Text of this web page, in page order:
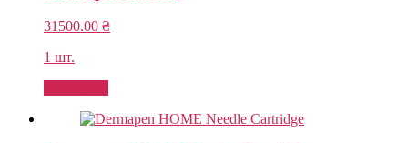
31500.00 ₴
1 шт.